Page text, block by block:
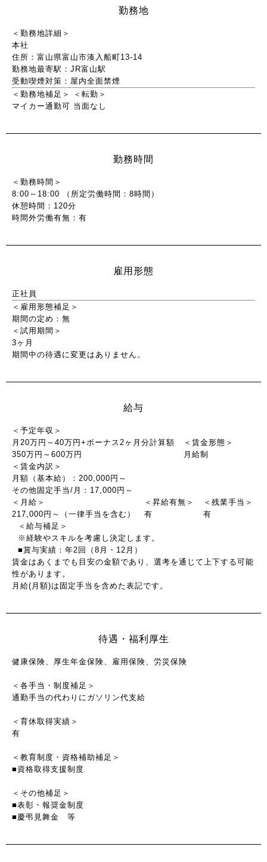
勤務地
＜勤務地詳細＞
本社
住所：富山県富山市湊入船町13-14
勤務地最寄駅：JR富山駅
受動喫煙対策：屋内全面禁煙
＜勤務地補足＞
マイカー通勤可
＜転勤＞
当面なし
勤務時間
＜勤務時間＞
8:00～18:00 （所定労働時間：8時間）
休憩時間：120分
時間外労働有無：有
雇用形態
正社員
＜雇用形態補足＞
期間の定め：無
＜試用期間＞
3ヶ月
期間中の待遇に変更はありません。
給与
＜予定年収＞
月20万円～40万円+ボーナス2ヶ月分計算額
350万円～600万円
＜賃金形態＞
月給制
＜賃金内訳＞
月額（基本給）：200,000円～
その他固定手当/月：17,000円～
＜月給＞
217,000円～（一律手当を含む）
＜昇給有無＞
有
＜残業手当＞
有
＜給与補足＞
※経験やスキルを考慮し決定します。
■賞与実績：年2回（8月・12月）
賃金はあくまでも目安の金額であり、選考を通じて上下する可能
性があります。
月給(月額)は固定手当を含めた表記です。
待遇・福利厚生
健康保険、厚生年金保険、雇用保険、労災保険
＜各手当・制度補足＞
通勤手当の代わりにガソリン代支給
＜育休取得実績＞
有
＜教育制度・資格補助補足＞
■資格取得支援制度
＜その他補足＞
■表彰・報奨金制度
■慶弔見舞金 等